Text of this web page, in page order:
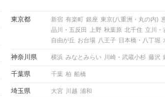
じえながら解説するので、ぜひ
と
東京都 新宿 有楽町 銀座 東京(八重洲・丸の内)
品川・五反田
上野 秋葉原 北千住 立川・
自由が丘 お台場 八王子 日本橋・八丁堀
神奈川県 横浜 みなとみらい 川崎・武蔵小杉 藤沢
千葉県 千葉 柏 船橋
埼玉県 大宮 川越 浦和